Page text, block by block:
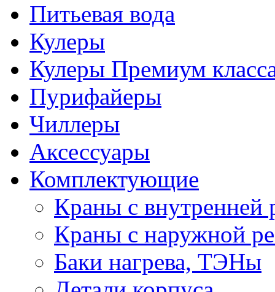
Питьевая вода
Кулеры
Кулеры Премиум
Пурифайеры
Чиллеры
Аксессуары
Комплектующие
Краны с внутренней
Краны с наружной
Баки нагрева, ТЭНы